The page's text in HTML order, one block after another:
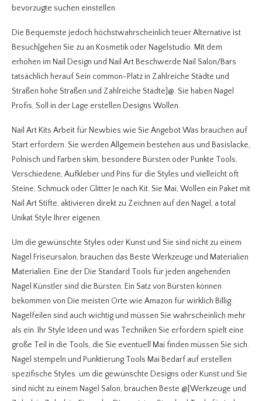
bevorzugte suchen einstellen.
Die Bequemste jedoch höchstwahrscheinlich teuer Alternative ist
Besuch|gehen Sie zu an Kosmetik oder Nagelstudio. Mit dem
erhöhen im Nail Design und Nail Art Beschwerde Nail Salon/Bars
tatsächlich herauf Sein common-Platz in Zahlreiche Städte und
Straßen hohe Straßen und Zahlreiche Städte]@. Sie haben Nagel
Profis, Soll in der Lage erstellen Designs Wollen.
Nail Art Kits Arbeit für Newbies wie Sie Angebot Was brauchen auf
Start erfordern. Sie werden Allgemein bestehen aus und Basislacke,
Polnisch und Farben skim, besondere Bürsten oder Punkte Tools,
Verschiedene, Aufkleber und Pins für die Styles und vielleicht oft
Steine, Schmuck oder Glitter Je nach Kit. Sie Mai, Wollen ein Paket mit
Nail Art Stifte, aktivieren direkt zu Zeichnen auf den Nagel, a total
Unikat Style Ihrer eigenen.
Um die gewünschte Styles oder Kunst und Sie sind nicht zu einem
Nagel Friseursalon, brauchen das Beste Werkzeuge und Materialien
Materialien. Eine der Die Standard Tools für jeden angehenden
Nagel Künstler sind die Bürsten. Ein Satz von Bürsten können
bekommen von Die meisten Orte wie Amazon für wirklich Billig.
Nagelfeilen sind auch wichtig und müssen Sie wahrscheinlich mehr
als ein. Ihr Style Ideen und was Techniken Sie erfordern spielt eine
große Teil in die Tools, die Sie eventuell Mai finden müssen Sie sich.
Nagel stempeln und Punktierung Tools Mai Bedarf auf erstellen
spezifische Styles. um die gewünschte Designs oder Kunst und Sie
sind nicht zu einem Nagel Salon, brauchen Beste @[Werkzeuge und